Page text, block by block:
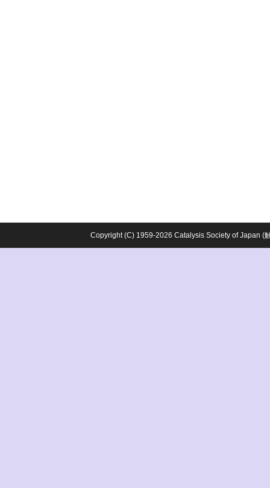
Copyright (C) 1959-2026 Catalysis Society of Japan (